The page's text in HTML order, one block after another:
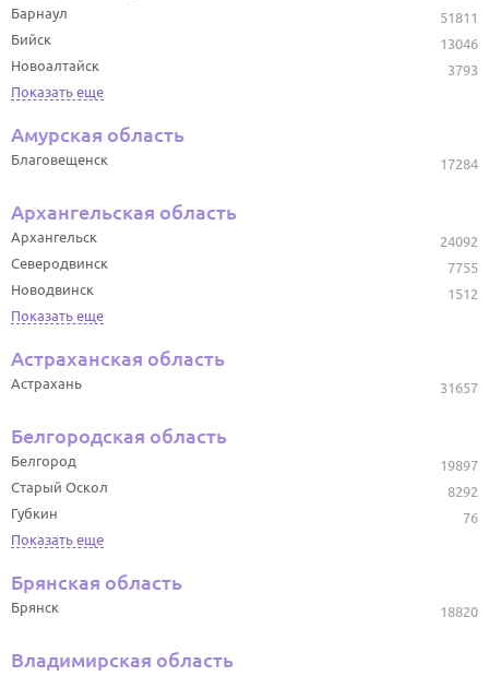
51811
Барнаул
13046
Бийск
3793
Новоалтайск
Показать еще
Амурская область
17284
Благовещенск
Архангельская область
24092
Архангельск
7755
Северодвинск
1512
Новодвинск
Показать еще
Астраханская область
31657
Астрахань
Белгородская область
19897
Белгород
8292
Старый Оскол
76
Губкин
Показать еще
Брянская область
18820
Брянск
Владимирская область